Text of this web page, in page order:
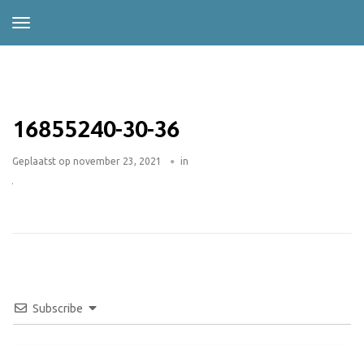
16855240-30-36
Geplaatst op november 23, 2021 in
Subscribe